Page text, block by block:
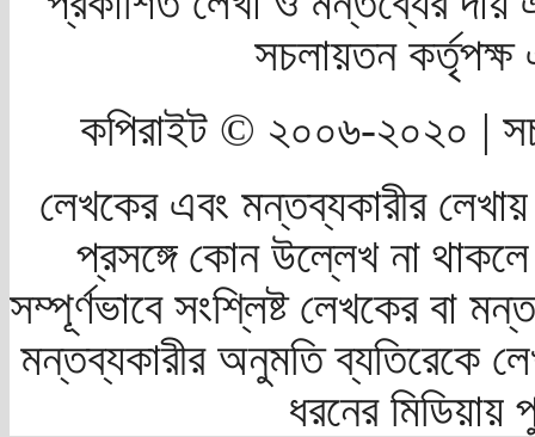
সচলায়তন
কপিরাইট © ২০০৬-২০২০ |
লেখকের এবং মন্তব্যকারীর
প্রসঙ্গে কোন উল্লেখ না
সম্পূর্ণভাবে সংশ্লিষ্ট লেখকের বা
মন্তব্যকারীর অনুমতি ব্যতিরেকে
ধরনের মিডিয়ায়